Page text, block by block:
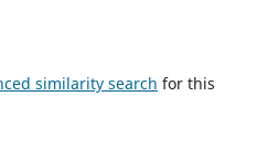
similarity search for this